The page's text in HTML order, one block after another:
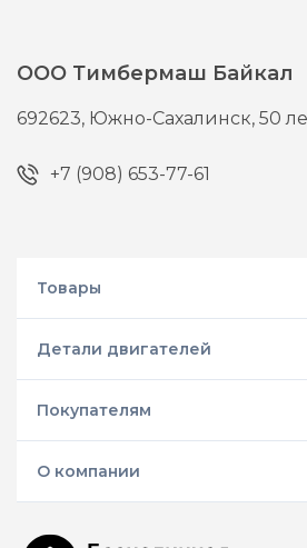
ООО Тимбермаш Байкал
692623, Южно-Сахалинск,50
+7 (908) 653-77-61
Товары
Детали двигателей
Покупателям
О компании